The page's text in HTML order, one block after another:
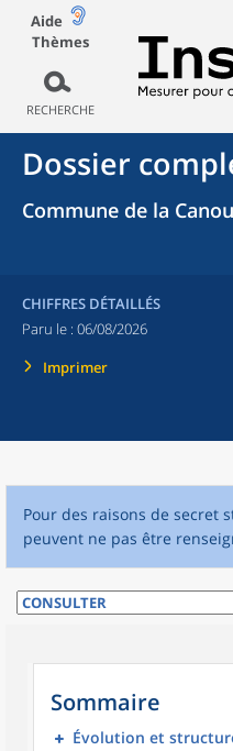
Aide
Thèmes
RECHERCHE
Dossier
Commune de la
CHIFFRES DÉTAILLÉS
Paru le : 06/08/2026
Imprimer
Pour des raisons de secret
peuvent ne pas être
Sommaire
Évolution et